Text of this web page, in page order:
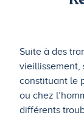
Suite à des
vieillissement,
constituant le
ou chez
différents